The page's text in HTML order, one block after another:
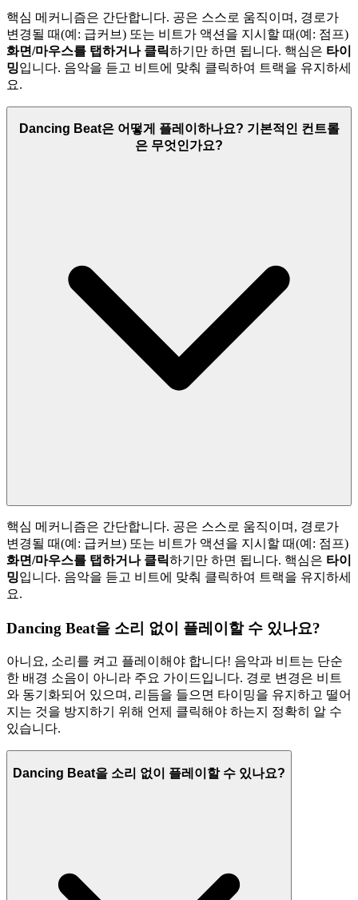
핵심 메커니즘은 간단합니다. 공은 스스로 움직이며, 경로가
변경될 때(예: 급커브) 또는 비트가 액션을 지시할 때(예: 점프)
화면/마우스를 탭하거나 클릭하기만 하면 됩니다. 핵심은 타이
밍입니다. 음악을 듣고 비트에 맞춰 클릭하여 트랙을 유지하세
요.
Dancing Beat은 어떻게 플레이하나요? 기본적인 컨트롤
은 무엇인가요?
핵심 메커니즘은 간단합니다. 공은 스스로 움직이며, 경로가
변경될 때(예: 급커브) 또는 비트가 액션을 지시할 때(예: 점프)
화면/마우스를 탭하거나 클릭하기만 하면 됩니다. 핵심은 타이
밍입니다. 음악을 듣고 비트에 맞춰 클릭하여 트랙을 유지하세
요.
Dancing Beat을 소리 없이 플레이할 수 있나요?
아니요, 소리를 켜고 플레이해야 합니다! 음악과 비트는 단순
한 배경 소음이 아니라 주요 가이드입니다. 경로 변경은 비트
와 동기화되어 있으며, 리듬을 들으면 타이밍을 유지하고 떨어
지는 것을 방지하기 위해 언제 클릭해야 하는지 정확히 알 수
있습니다.
Dancing Beat을 소리 없이 플레이할 수 있나요?